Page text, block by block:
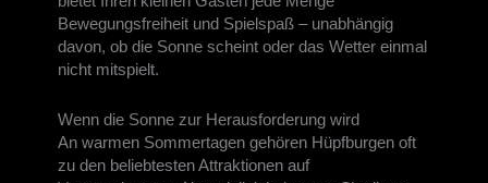
Bewegungsfreiheit und Spielspaß – unabhängig
davon, ob die Sonne scheint oder das Wetter einmal
nicht mitspielt.
Wenn die Sonne zur Herausforderung wird
An warmen Sommertagen gehören Hüpfburgen oft
zu den beliebtesten Attraktionen auf